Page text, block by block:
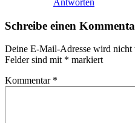
Antworten
Schreibe einen
Deine E-Mail-Adresse wird nicht
Felder sind mit * markiert
Kommentar *